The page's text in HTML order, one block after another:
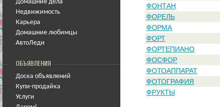
Домашние дела
Недвижимость
Карьера
Домашние любимцы
АвтоЛеди
ОБЪЯВЛЕНИЯ
Доска объявлений
Купи-продайка
Услуги
ФОНТАН
ФОРЕЛЬ
ФОРМА
ФОРТ
ФОРТЕПИАНО
ФОСФОР
ФОТОАППАРАТ
ФОТОГРАФИЯ
ФРУКТЫ